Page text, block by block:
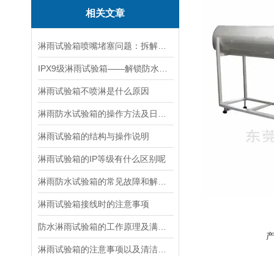
相关文章
淋雨试验箱不喷淋是什么原因
淋雨试验箱的结构与操作说明
淋雨试验箱的IP等级有什么区别呢
淋雨试验箱接线时的注意事项